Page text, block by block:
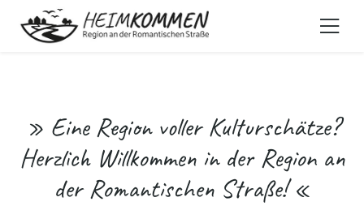
» Eine Region voller Kulturschätze?
Herzlich Willkommen in der Region an
der Romantischen Straße! «